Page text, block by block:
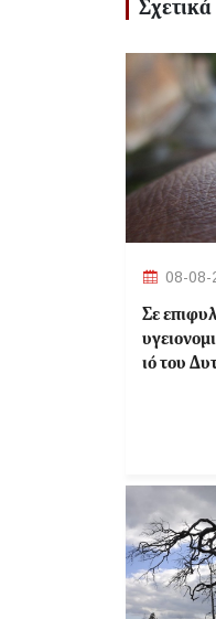
Σχετικά
08-08-
Σε
ιό του